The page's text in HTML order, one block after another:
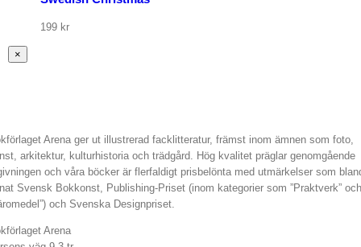
199 kr
Stäng
snabbvy
×
Arena ger ut illustrerad facklitteratur, främst inom ämnen som foto,
arkitektur, kulturhistoria och trädgård. Hög kvalitet präglar genomgående
och våra böcker är flerfaldigt prisbelönta med utmärkelser som
Svensk Bokkonst, Publishing-Priset (inom kategorier som ”Praktverk” och
och Svenska Designpriset.
Arena